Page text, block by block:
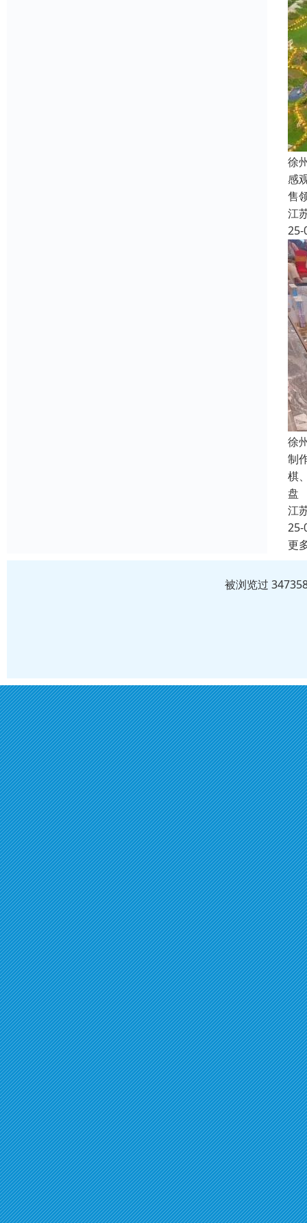
徐
感
售
江
25-
徐
制
棋
盘
江
25-
更
被浏览过